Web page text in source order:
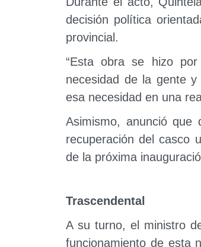
decisión política
provincial.
“Esta obra se hizo
necesidad de la gente
esa necesidad en una
Asimismo, anunció
recuperación del casco
de la próxima
Trascendental
A su turno, el ministro
funcionamiento de esta